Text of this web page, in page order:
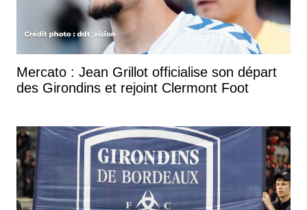
Mercato : Jean Grillot officialise son départ
des Girondins et rejoint Clermont Foot